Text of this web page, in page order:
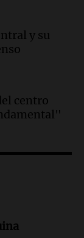
es
en las
se
y su
centro